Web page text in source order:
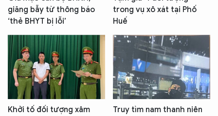
giăng bẫy từ thông báo
‘thẻ BHYT bị lỗi’
trong vụ xô xát tại Phố
Huế
Khởi tố đối tượng xâm
Truy tìm nam thanh niên